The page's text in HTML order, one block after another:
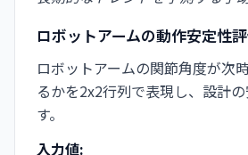
ロボットアームの動作安定性
ロボットアームの関節角度が次
るかを2x2行列で表現し、設計
す。
入力値: